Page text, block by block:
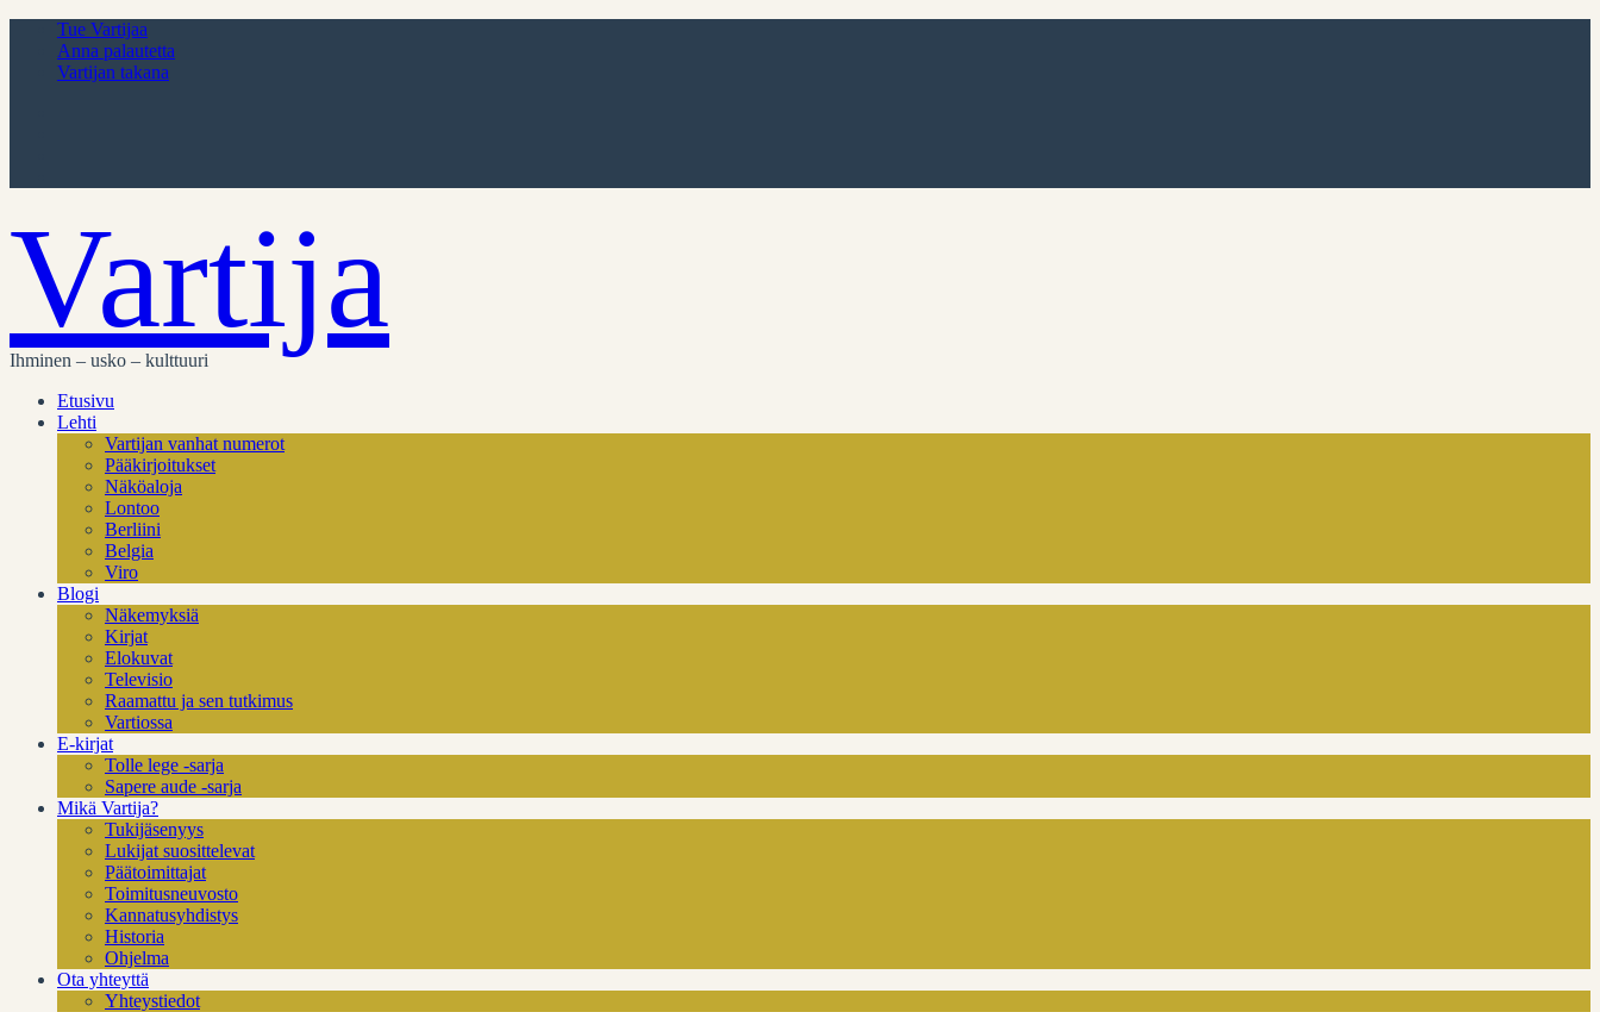
Tue Vartijaa
Anna palautetta
Vartijan takana
Vartija
Ihminen – usko – kulttuuri
Etusivu
Lehti
Vartijan vanhat numerot
Pääkirjoitukset
Näköaloja
Lontoo
Berliini
Belgia
Viro
Blogi
Näkemyksiä
Kirjat
Elokuvat
Televisio
Raamattu ja sen tutkimus
Vartiossa
E-kirjat
Tolle lege -sarja
Sapere aude -sarja
Mikä Vartija?
Tukijäsenyys
Lukijat suosittelevat
Päätoimittajat
Toimitusneuvosto
Kannatusyhdistys
Historia
Ohjelma
Ota yhteyttä
Yhteystiedot